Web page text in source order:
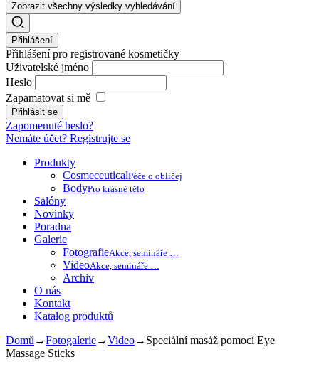
Zobrazit všechny výsledky vyhledávání
Přihlášení
Přihlášení pro registrované kosmetičky
Uživatelské jméno
Heslo
Zapamatovat si mě
Zapomenuté heslo?
Nemáte účet? Registrujte se
Produkty
CosmeceuticalPéče o obličej
BodyPro krásné tělo
Salóny
Novinky
Poradna
Galerie
FotografieAkce, semináře …
VideoAkce, semináře …
Archiv
O nás
Kontakt
Katalog produktů
Domů →Fotogalerie→Video→ Speciální masáž pomocí Eye
Massage Sticks